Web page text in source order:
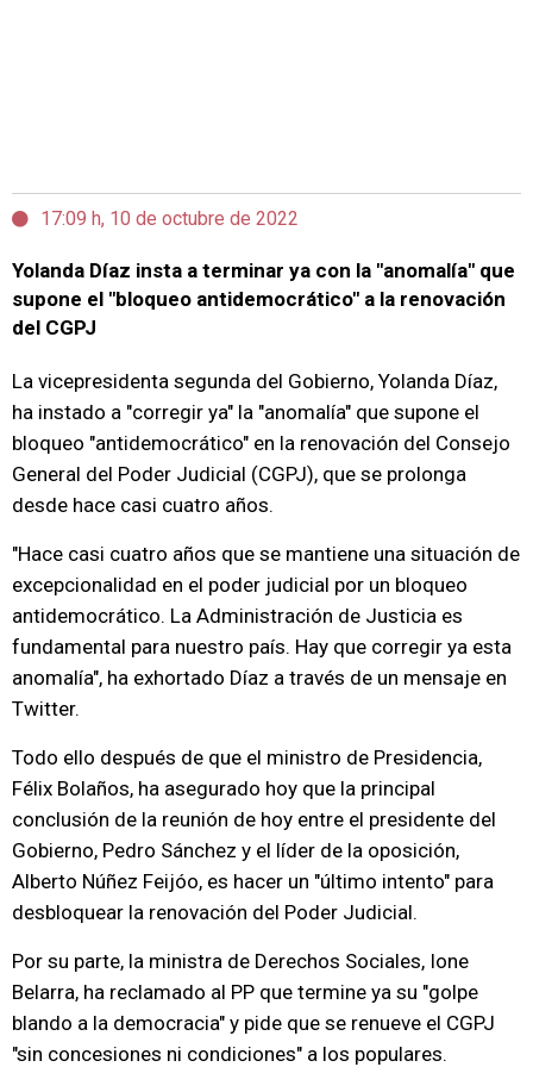
17:09 h, 10 de octubre de 2022
Yolanda Díaz insta a terminar ya con la "anomalía" que
supone el "bloqueo antidemocrático" a la renovación
del CGPJ
La vicepresidenta segunda del Gobierno, Yolanda Díaz,
ha instado a "corregir ya" la "anomalía" que supone el
bloqueo "antidemocrático" en la renovación del Consejo
General del Poder Judicial (CGPJ), que se prolonga
desde hace casi cuatro años.
"Hace casi cuatro años que se mantiene una situación de
excepcionalidad en el poder judicial por un bloqueo
antidemocrático. La Administración de Justicia es
fundamental para nuestro país. Hay que corregir ya esta
anomalía", ha exhortado Díaz a través de un mensaje en
Twitter.
Todo ello después de que el ministro de Presidencia,
Félix Bolaños, ha asegurado hoy que la principal
conclusión de la reunión de hoy entre el presidente del
Gobierno, Pedro Sánchez y el líder de la oposición,
Alberto Núñez Feijóo, es hacer un "último intento" para
desbloquear la renovación del Poder Judicial.
Por su parte, la ministra de Derechos Sociales, Ione
Belarra, ha reclamado al PP que termine ya su "golpe
blando a la democracia" y pide que se renueve el CGPJ
"sin concesiones ni condiciones" a los populares.